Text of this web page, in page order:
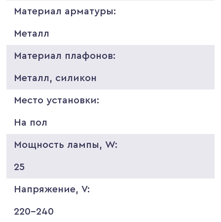
Материал арматуры:
Металл
Материал плафонов:
Металл, силикон
Место установки:
На пол
Мощность лампы, W:
25
Напряжение, V:
220-240